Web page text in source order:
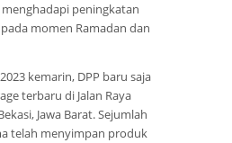
peningkatan
momen Ramadan dan
kemarin, DPP baru saja
terbaru di Jalan Raya
Jawa Barat. Sejumlah
telah menyimpan produk